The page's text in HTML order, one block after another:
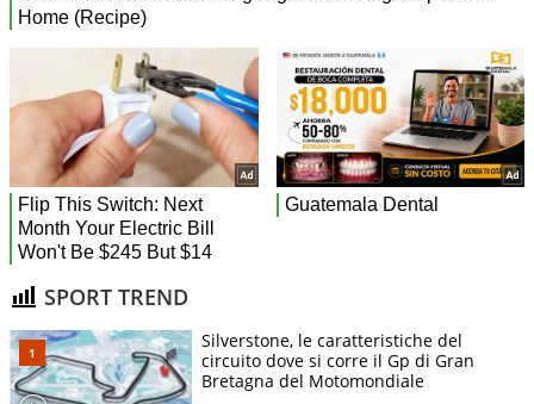
SPORT TREND
Silverstone, le caratteristiche del
circuito dove si corre il Gp di Gran
Bretagna del Motomondiale